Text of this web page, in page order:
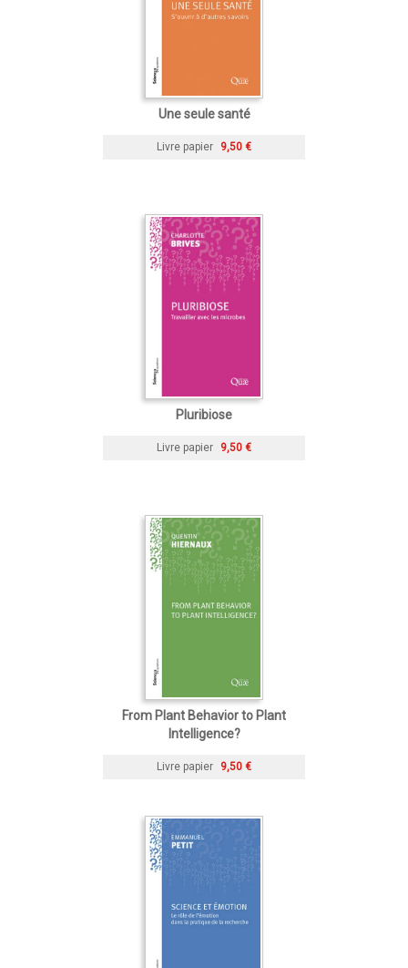
Une seule santé
Livre papier 9,50 €
Pluribiose
Livre papier 9,50 €
From Plant Behavior to Plant
Intelligence?
Livre papier 9,50 €